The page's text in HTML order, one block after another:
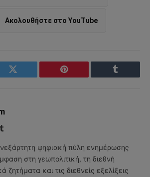
Ακολουθήστε στο YouTube
Twitter Pinterest Tumblr
Tumblr
ψηφιακή πύλη ενημέρωσης
στη γεωπολιτική, τη διεθνή
ζητήματα και τις διεθνείς εξελίξεις